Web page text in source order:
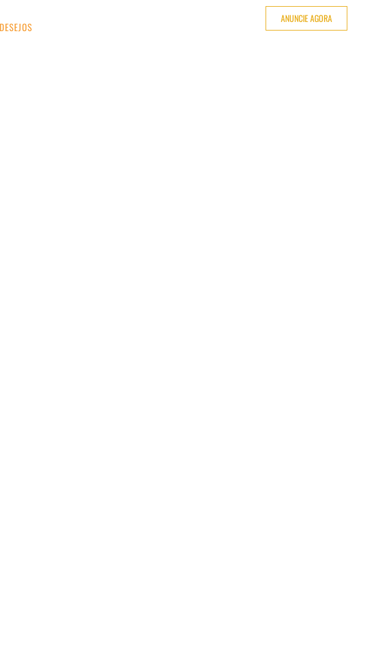
DESEJOS
ANUNCIE AGORA